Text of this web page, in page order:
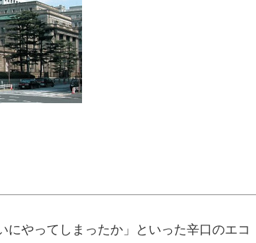
やってしまったか」といった辛口のエコ